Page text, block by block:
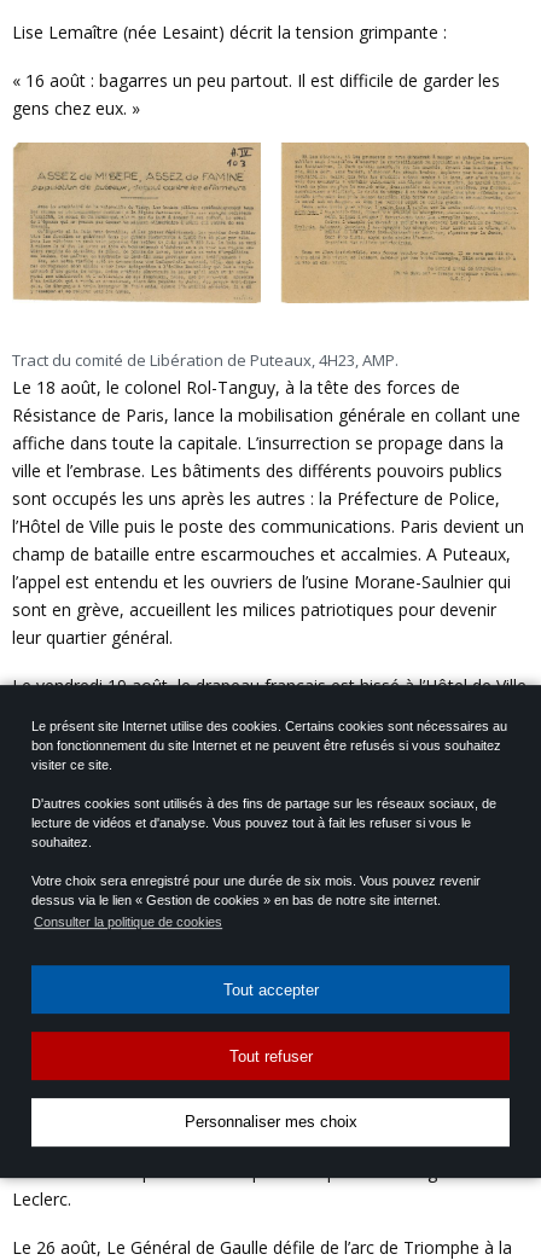
Le présent site Internet utilise des cookies. Certains cookies sont nécessaires au
bon fonctionnement du site Internet et ne peuvent être refusés si vous souhaitez
visiter ce site.
D'autres cookies sont utilisés à des fins de partage sur les réseaux sociaux, de
lecture de vidéos et d'analyse. Vous pouvez tout à fait les refuser si vous le
souhaitez.
Votre choix sera enregistré pour une durée de six mois. Vous pouvez revenir
dessus via le lien « Gestion de cookies » en bas de notre site internet.
Consulter la politique de cookies
Tout accepter
Tout refuser
Personnaliser mes choix
Lise Lemaître (née Lesaint) décrit la tension grimpante :
« 16 août : bagarres un peu partout. Il est difficile de garder les
gens chez eux. »
Tract du comité de Libération de Puteaux, 4H23, AMP.
Le 18 août, le colonel Rol-Tanguy, à la tête des forces de
Résistance de Paris, lance la mobilisation générale en collant une
affiche dans toute la capitale. L’insurrection se propage dans la
ville et l’embrase. Les bâtiments des différents pouvoirs publics
sont occupés les uns après les autres : la Préfecture de Police,
l’Hôtel de Ville puis le poste des communications. Paris devient un
champ de bataille entre escarmouches et accalmies. A Puteaux,
l’appel est entendu et les ouvriers de l’usine Morane-Saulnier qui
sont en grève, accueillent les milices patriotiques pour devenir
leur quartier général.
Le vendredi 19 août, le drapeau français est hissé à l’Hôtel de Ville
d’occupation se durcissent. Le couvre-feu est instauré à partir de
13h.
Entre le 24 août et le 25 août 1944, les combats contre l’occupant
font rage un peu partout dans la capitale. Les insurgés fatiguent
tandis que la population créée des barricades de rues en
attendant l’arrivée des libérateurs. La 2ème DB entrent enfin dans
Paris le 25 août. Elle est accompagnée par la 4ème DIUS
et l’armée Allemande pour faire tomber les différents centres de
commandements : l’Hôtel Majestic, la Kommandantur, la
Chambre des députés et l’Hôtel Meurice sont repris les uns après
Le général von Choltitz, nommé à la tête du Gross Paris (« Grand
Paris » environ l’IDF) se rend le 25 août et signe une convention
Leclerc.
Le 26 août, Le Général de Gaulle défile de l’arc de Triomphe à la